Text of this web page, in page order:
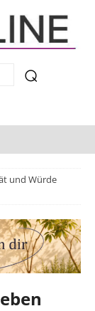
und Würde